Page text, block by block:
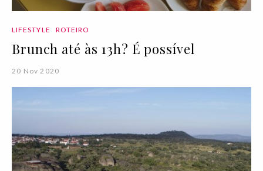
LIFESTYLE ROTEIRO
Brunch até às 13h? É possível
20 Nov 2020